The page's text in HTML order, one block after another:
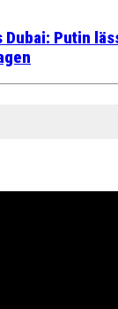
Dubai: Putin